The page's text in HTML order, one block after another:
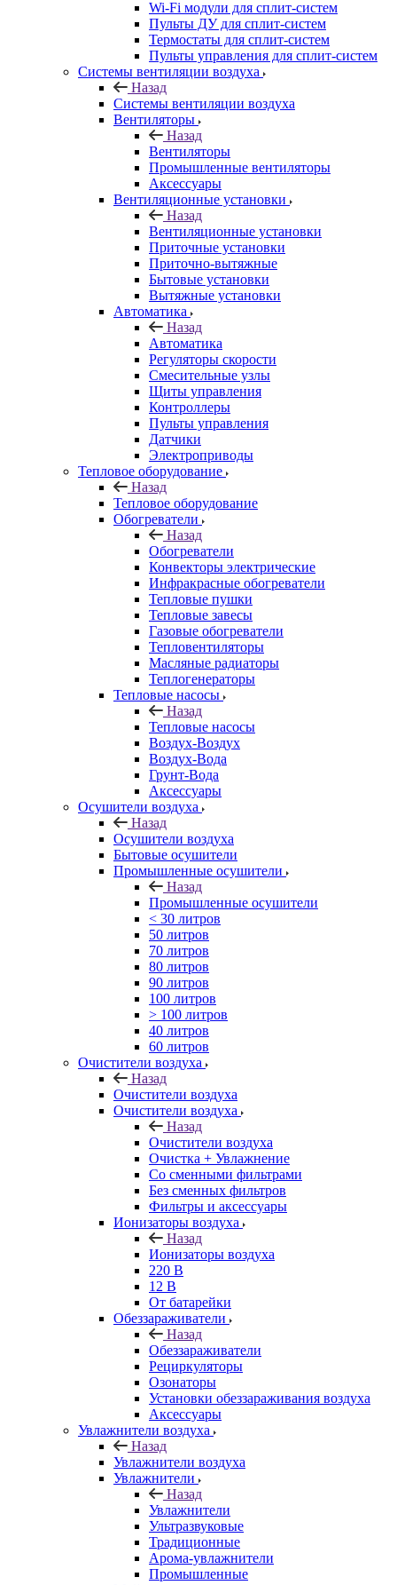
Wi-Fi модули для сплит-систем
Пульты ДУ для сплит-систем
Термостаты для сплит-систем
Пульты управления для сплит-систем
Системы вентиляции воздуха
Назад
Системы вентиляции воздуха
Вентиляторы
Назад
Вентиляторы
Промышленные вентиляторы
Аксессуары
Вентиляционные установки
Назад
Вентиляционные установки
Приточные установки
Приточно-вытяжные
Бытовые установки
Вытяжные установки
Автоматика
Назад
Автоматика
Регуляторы скорости
Смесительные узлы
Щиты управления
Контроллеры
Пульты управления
Датчики
Электроприводы
Тепловое оборудование
Назад
Тепловое оборудование
Обогреватели
Назад
Обогреватели
Конвекторы электрические
Инфракрасные обогреватели
Тепловые пушки
Тепловые завесы
Газовые обогреватели
Тепловентиляторы
Масляные радиаторы
Теплогенераторы
Тепловые насосы
Назад
Тепловые насосы
Воздух-Воздух
Воздух-Вода
Грунт-Вода
Аксессуары
Осушители воздуха
Назад
Осушители воздуха
Бытовые осушители
Промышленные осушители
Назад
Промышленные осушители
< 30 литров
50 литров
70 литров
80 литров
90 литров
100 литров
> 100 литров
40 литров
60 литров
Очистители воздуха
Назад
Очистители воздуха
Очистители воздуха
Назад
Очистители воздуха
Очистка + Увлажнение
Cо сменными фильтрами
Без сменных фильтров
Фильтры и аксессуары
Ионизаторы воздуха
Назад
Ионизаторы воздуха
220 В
12 В
От батарейки
Обеззараживатели
Назад
Обеззараживатели
Рециркуляторы
Озонаторы
Установки обеззараживания воздуха
Аксессуары
Увлажнители воздуха
Назад
Увлажнители воздуха
Увлажнители
Назад
Увлажнители
Ультразвуковые
Традиционные
Арома-увлажнители
Промышленные